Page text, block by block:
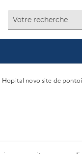
Hopital novo site de